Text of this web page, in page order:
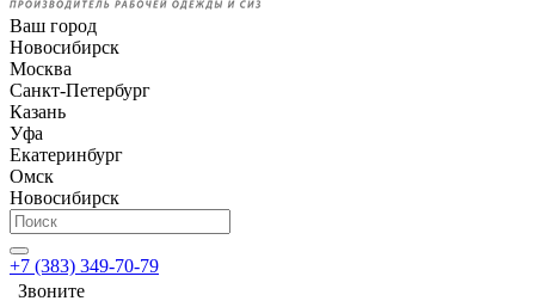
Ваш город
Новосибирск
Москва
Санкт-Петербург
Казань
Уфа
Екатеринбург
Омск
Новосибирск
+7 (383) 349-70-79
Звоните